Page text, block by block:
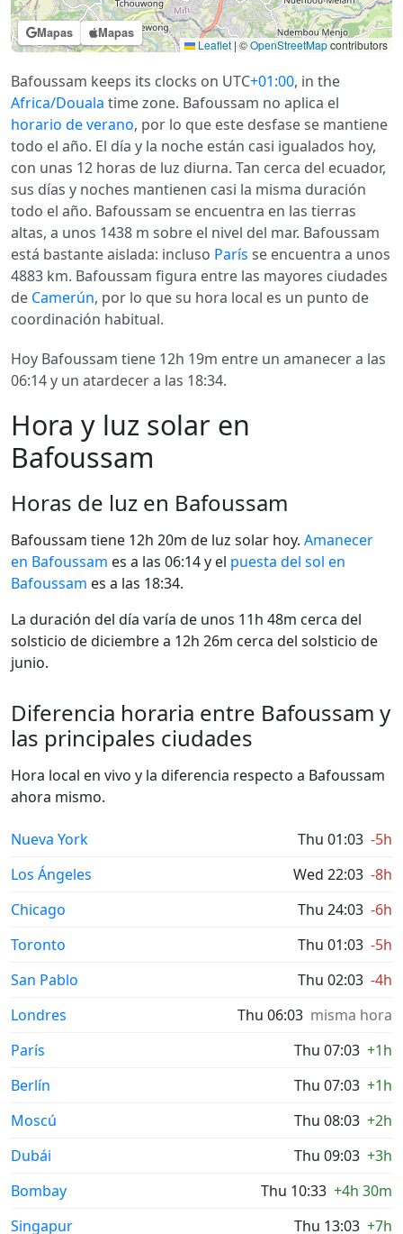
Mapas Mapas
Leaflet | ©OpenStreetMapcontributors
Bafoussam keeps its clocks on UTC+01:00, in the
Africa/Douala time zone. Bafoussam no aplica el
horario de verano, por lo que este desfase se mantiene
todo el año. El día y la noche están casi igualados hoy,
con unas 12 horas de luz diurna. Tan cerca del ecuador,
sus días y noches mantienen casi la misma duración
todo el año. Bafoussam se encuentra en las tierras
altas, a unos 1438 m sobre el nivel del mar. Bafoussam
está bastante aislada: incluso París se encuentra a unos
4883 km. Bafoussam figura entre las mayores ciudades
de Camerún, por lo que su hora local es un punto de
coordinación habitual.
Hoy Bafoussam tiene 12h 19m entre un amanecer a las
06:14 y un atardecer a las 18:34.
Hora y luz solar en
Bafoussam
Horas de luz en Bafoussam
Bafoussam tiene 12h 20m de luz solar hoy. Amanecer
en Bafoussam es a las 06:14 y el puesta del sol en
Bafoussam es a las 18:34.
La duración del día varía de unos 11h 48m cerca del
solsticio de diciembre a 12h 26m cerca del solsticio de
junio.
Diferencia horaria entre Bafoussam y
las principales ciudades
Hora local en vivo y la diferencia respecto a Bafoussam
ahora mismo.
Nueva York Thu 01:03 -5h
Los Ángeles
Wed 22:03 -8h
Chicago
Thu 24:03 -6h
Toronto
Thu 01:03 -5h
San Pablo
Thu 02:03 -4h
Londres
Thu 06:03 misma hora
París
Thu 07:03 +1h
Berlín
Thu 07:03 +1h
Moscú
Thu 08:03 +2h
Dubái
Thu 09:03 +3h
Bombay
Thu 10:33 +4h 30m
Singapur
Thu 13:03 +7h